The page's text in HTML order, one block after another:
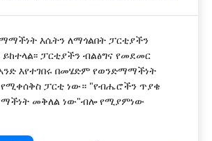
እሴትን ለማጎልበት ፓርቲያችን
ፓርቲያችን ብልፅግና የመደመር
እየተገበሩ በመሄድም የወንድማማችነት
ፓርቲ ነው። "የብሔሮችን ጥያቄ
መቅለል ነው"ብሎ የሚያምነው